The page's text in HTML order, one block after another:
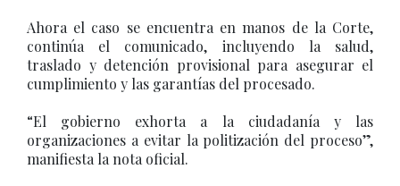
Ahora el caso se encuentra en manos de la Corte,
continúa el comunicado, incluyendo la salud,
traslado y detención provisional para asegurar el
cumplimiento y las garantías del procesado.
“El gobierno exhorta a la ciudadanía y las
organizaciones a evitar la politización del proceso”,
manifiesta la nota oficial.